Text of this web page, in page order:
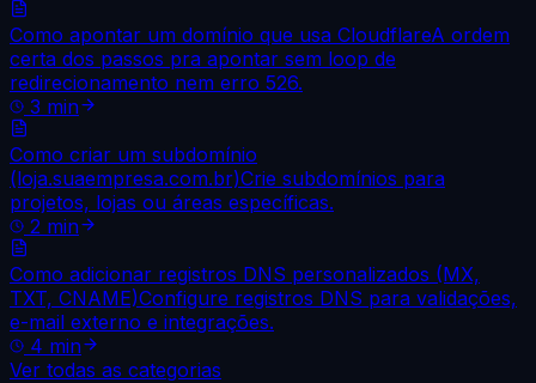
Como apontar um domínio que usa CloudflareA ordem
certa dos passos pra apontar sem loop de
redirecionamento nem erro 526.
3 min
Como criar um subdomínio
(loja.suaempresa.com.br)Crie subdomínios para
projetos, lojas ou áreas específicas.
2 min
Como adicionar registros DNS personalizados (MX,
TXT, CNAME)Configure registros DNS para validações,
e-mail externo e integrações.
4 min
Ver todas as categorias